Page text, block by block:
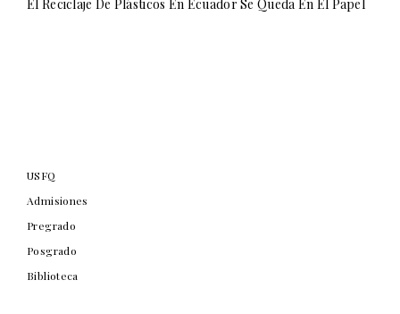
El Reciclaje De Plásticos En Ecuador Se Queda En El Papel
USFQ
Admisiones
Pregrado
Posgrado
Biblioteca